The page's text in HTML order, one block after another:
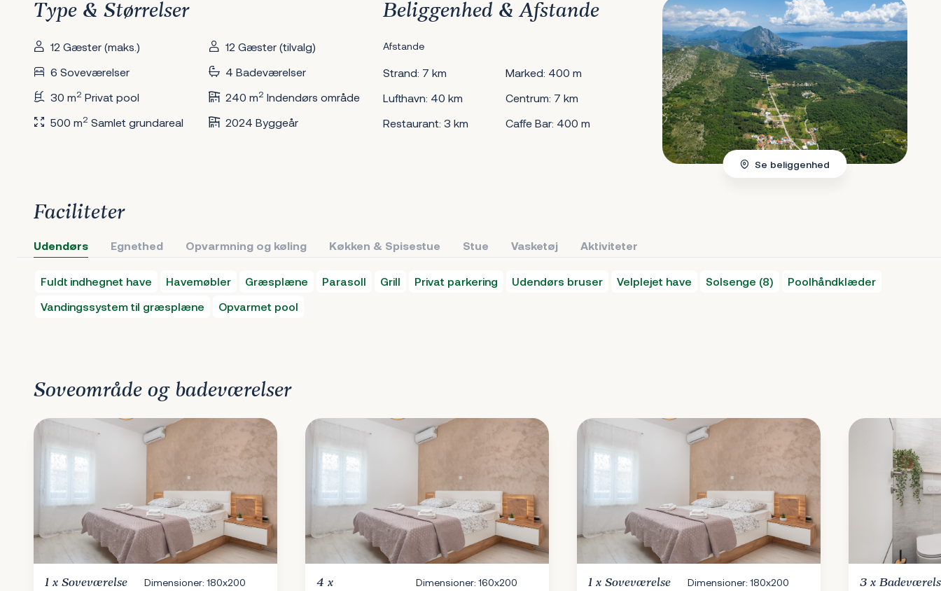
Type & Størrelser
12 Gæster (maks.)
12 Gæster (tilvalg)
6 Soveværelser
4 Badeværelser
30 m2 Privat pool 240 m2 Indendørs område
500 m2 Samlet grundareal 2024 Byggeår
Beliggenhed & Afstande
Afstande
Strand: 7 km
Marked: 400 m
Lufthavn: 40 km
Centrum: 7 km
Restaurant: 3 km
Caffe Bar: 400 m
Se beliggenhed
Faciliteter
Udendørs Egnethed Opvarmning og køling Køkken & Spisestue Stue Vasketøj Aktiviteter
Fuldt indhegnet have Havemøbler Græsplæne Parasoll Grill Privat parkering Udendørs bruser Velplejet have Solsenge (8)
Poolhåndklæder
Vandingssystem til græsplæne
Opvarmet pool
Soveområde og badeværelser
1 x Soveværelse
Dimensioner: 180x200
4 x
Dimensioner: 160x200
1 x Soveværelse
Dimensioner: 180x200
3 x